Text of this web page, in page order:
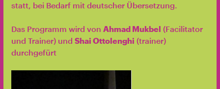
statt, bei Bedarf mit deutscher Übersetzung.
Das Programm wird von Ahmad Mukbel (Facilitator
und Trainer) und Shai Ottolenghi (trainer)
durchgefürt